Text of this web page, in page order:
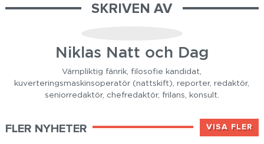
SKRIVEN AV
Niklas Natt och Dag
Värnpliktig fänrik, filosofie kandidat,
kuverteringsmaskinsoperatör (nattskift), reporter, redaktör,
seniorredaktör, chefredaktör, frilans, konsult.
FLER NYHETER VISA FLER